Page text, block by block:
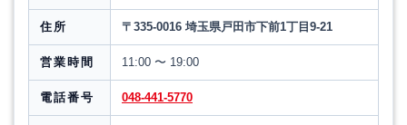
住所 〒335-0016 埼玉県戸田市下前1丁目9-21
営業時間 11:00 〜 19:00
電話番号 048-441-5770